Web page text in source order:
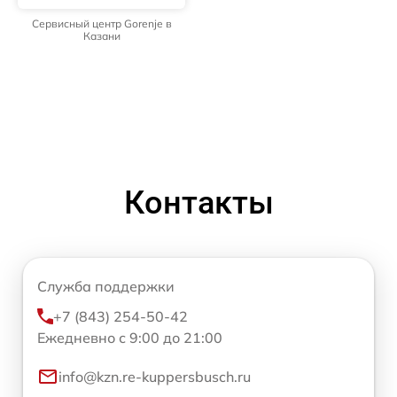
Сервисный центр Gorenje в
Казани
Контакты
Служба поддержки
+7 (843) 254-50-42
Ежедневно с 9:00 до 21:00
info@kzn.re-kuppersbusch.ru